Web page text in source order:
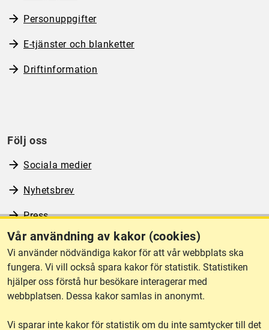
Vår användning av kakor (cookies)
Vi använder nödvändiga kakor för att vår webbplats ska
fungera. Vi vill också spara kakor för statistik. Statistiken
hjälper oss förstå hur besökare interagerar med
webbplatsen. Dessa kakor samlas in anonymt.
Vi sparar inte kakor för statistik om du inte samtycker till det
Personuppgifter
E-tjänster och blanketter
Driftinformation
Följ oss
Sociala medier
Nyhetsbrev
Press
RSS
Om webbplatsen
Tillgänglighet